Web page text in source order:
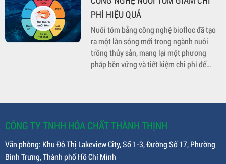
một cách hiệu quả là điều cần thiết.
PHÍ HIỆU QUẢ
Nuôi tôm bằng công nghệ biofloc đã tạo
ra một làn sóng mới trong ngành nuôi
trồng thủy sản, mang lại một phương
pháp bền vững và tiết kiệm chi phí để
CÔNG TY TNHH HÓA CHẤT THÀNH THỊNH
Văn phòng: Khu Đô Thị Lakeview City, Số 1-3, Đường Số 17, Phường
Bình Trưng, Thành phố Hồ Chí Minh